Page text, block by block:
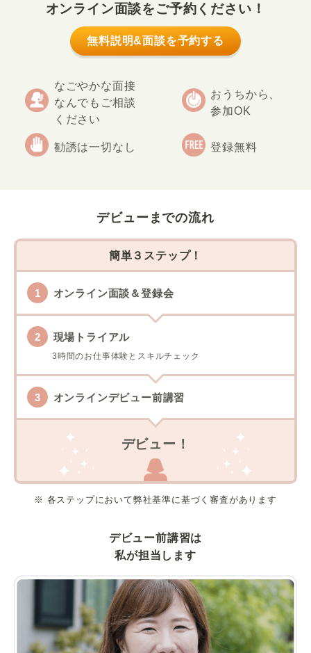
オンライン面談をご予約ください！
無料説明&面談を予約する
なごやかな面接
なんでもご相談
ください
おうちから、
参加OK
勧誘は一切なし 登録無料
デビューまでの流れ
簡単３ステップ！
オンライン面談＆登録会
現場トライアル
3時間のお仕事体験とスキルチェック
オンラインデビュー前講習
デビュー！
※ 各ステップにおいて弊社基準に基づく審査があります
デビュー前講習は
私が担当します